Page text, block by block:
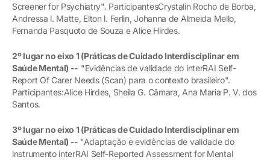
Screener for Psychiatry". ParticipantesCrystalin Rocho de Borba,
Andressa l. Matte, Elton l. Ferlin, Johanna de Almeida Mello,
Fernanda Pasquoto de Souza e Alice Hirdes.
2º lugar no eixo 1 (Práticas de Cuidado Interdisciplinar em
Saúde Mental) -- "Evidências de validade do interRAI Self-
Report Of Carer Needs (Scan) para o contexto brasileiro".
Participantes:Alice Hirdes, Sheila G. Câmara, Ana Maria P. V. dos
Santos.
3º lugar no eixo 1 (Práticas de Cuidado Interdisciplinar em
Saúde Mental) -- "Adaptação e evidências de validade do
instrumento interRAI Self-Reported Assessment for Mental